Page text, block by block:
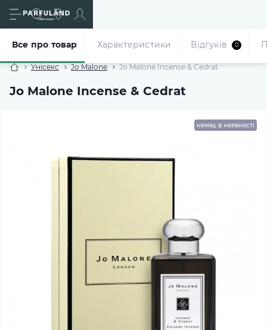
Унісекс Jo Malone Jo Malone Incense & Cedrat
Jo Malone Incense & Cedrat
Все про товар Характеристики Відгуків 0
немає в наявності